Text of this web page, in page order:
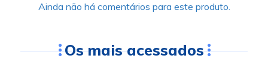
Ainda não há comentários para este produto.
Os mais acessados